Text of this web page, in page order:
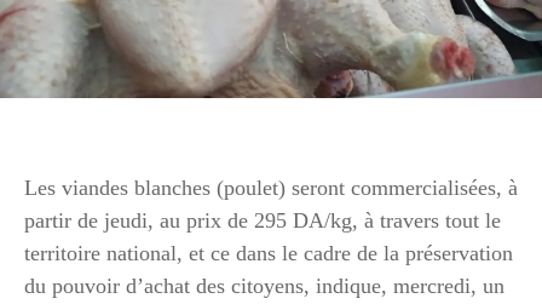
Les viandes blanches (poulet) seront commercialisées, à
partir de jeudi, au prix de 295 DA/kg, à travers tout le
territoire national, et ce dans le cadre de la préservation
du pouvoir d’achat des citoyens, indique, mercredi, un